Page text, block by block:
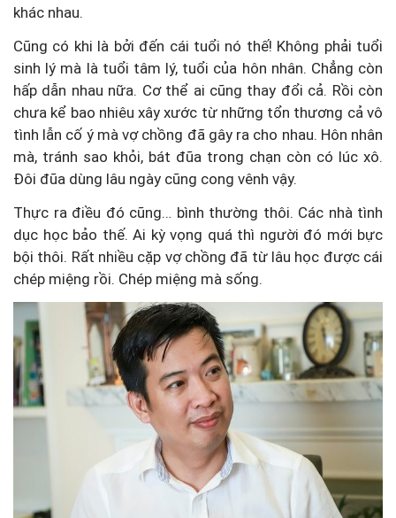
khác nhau.
Cũng có khi là bởi đến cái tuổi nó thế! Không phải tuổi
sinh lý mà là tuổi tâm lý, tuổi của hôn nhân. Chẳng còn
hấp dẫn nhau nữa. Cơ thể ai cũng thay đổi cả. Rồi còn
chưa kể bao nhiêu xây xước từ những tổn thương cả vô
tình lẫn cố ý mà vợ chồng đã gây ra cho nhau. Hôn nhân
mà, tránh sao khỏi, bát đũa trong chạn còn có lúc xô.
Đôi đũa dùng lâu ngày cũng cong vênh vậy.
Thực ra điều đó cũng… bình thường thôi. Các nhà tình
dục học bảo thế. Ai kỳ vọng quá thì người đó mới bực
bội thôi. Rất nhiều cặp vợ chồng đã từ lâu học được cái
chép miệng rồi. Chép miệng mà sống.